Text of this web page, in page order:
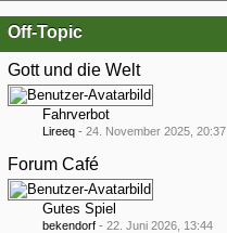
Off-Topic
Gott und die Welt
Fahrverbot
Lireeq - 24. November 2025, 20:37
Forum Café
Gutes Spiel
bekendorf - 22. Juni 2026, 13:44